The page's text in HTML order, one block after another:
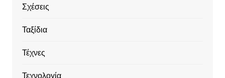
Σχέσεις
Ταξίδια
Τέχνες
Τεχνολογία